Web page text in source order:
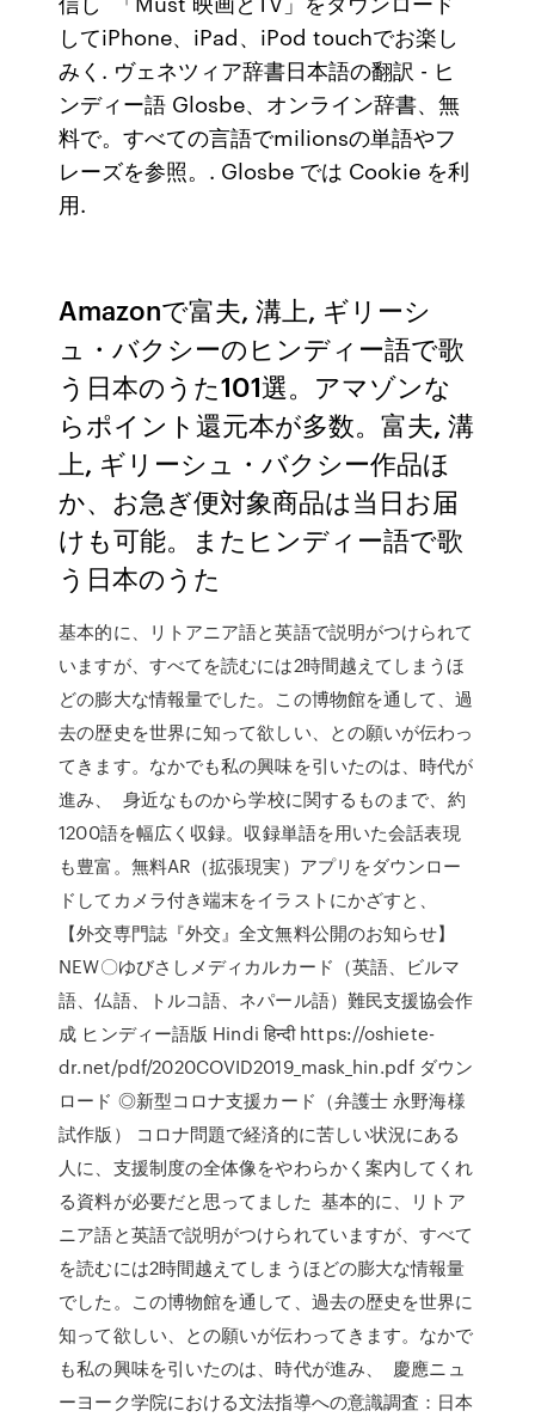
してiPhone、iPad、iPod touchでお楽し
みく. ヴェネツィア辞書日本語の翻訳 - ヒ
ンディー語 Glosbe、オンライン辞書、無
料で。すべての言語でmilionsの単語やフ
レーズを参照。. Glosbe では Cookie を利
用.
Amazonで富夫, 溝上, ギリーシ
ュ・バクシーのヒンディー語で歌
う日本のうた101選。アマゾンな
らポイント還元本が多数。富夫, 溝
上, ギリーシュ・バクシー作品ほ
か、お急ぎ便対象商品は当日お届
けも可能。またヒンディー語で歌
う日本のうた
基本的に、リトアニア語と英語で説明がつけられて
いますが、すべてを読むには2時間越えてしまうほ
どの膨大な情報量でした。この博物館を通して、過
去の歴史を世界に知って欲しい、との願いが伝わっ
てきます。なかでも私の興味を引いたのは、時代が
進み、 身近なものから学校に関するものまで、約
1200語を幅広く収録。収録単語を用いた会話表現
も豊富。無料AR（拡張現実）アプリをダウンロー
ドしてカメラ付き端末をイラストにかざすと、
【外交専門誌『外交』全文無料公開のお知らせ】
NEW〇ゆびさしメディカルカード（英語、ビルマ
語、仏語、トルコ語、ネパール語）難民支援協会作
成 ヒンディー語版 Hindi हिन्दी https://oshiete-
dr.net/pdf/2020COVID2019_mask_hin.pdf ダウン
ロード ◎新型コロナ支援カード（弁護士 永野海様
試作版） コロナ問題で経済的に苦しい状況にある
人に、支援制度の全体像をやわらかく案内してくれ
る資料が必要だと思ってました 基本的に、リトア
ニア語と英語で説明がつけられていますが、すべて
を読むには2時間越えてしまうほどの膨大な情報量
でした。この博物館を通して、過去の歴史を世界に
知って欲しい、との願いが伝わってきます。なかで
も私の興味を引いたのは、時代が進み、 慶應ニュ
ーヨーク学院における文法指導への意識調査：日本